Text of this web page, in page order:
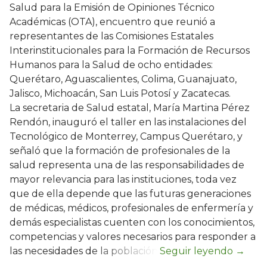
Salud para la Emisión de Opiniones Técnico
Académicas (OTA), encuentro que reunió a
representantes de las Comisiones Estatales
Interinstitucionales para la Formación de Recursos
Humanos para la Salud de ocho entidades:
Querétaro, Aguascalientes, Colima, Guanajuato,
Jalisco, Michoacán, San Luis Potosí y Zacatecas.
La secretaria de Salud estatal, María Martina Pérez
Rendón, inauguró el taller en las instalaciones del
Tecnológico de Monterrey, Campus Querétaro, y
señaló que la formación de profesionales de la
salud representa una de las responsabilidades de
mayor relevancia para las instituciones, toda vez
que de ella depende que las futuras generaciones
de médicas, médicos, profesionales de enfermería y
demás especialistas cuenten con los conocimientos,
competencias y valores necesarios para responder a
las necesidades de la población.